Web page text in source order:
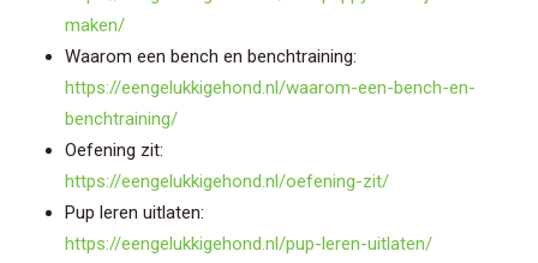
maken/
Waarom een bench en benchtraining:
https://eengelukkigehond.nl/waarom-een-bench-en-
benchtraining/
Oefening zit:
https://eengelukkigehond.nl/oefening-zit/
Pup leren uitlaten:
https://eengelukkigehond.nl/pup-leren-uitlaten/